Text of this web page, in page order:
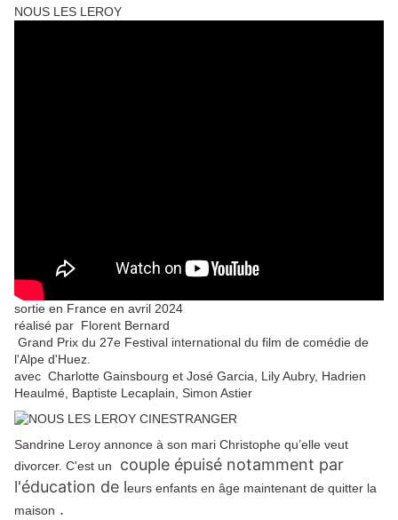
NOUS LES LEROY
sortie en France en avril 2024
réalisé par Florent Bernard
Grand Prix du 27e Festival international du film de comédie de
l'Alpe d'Huez.
avec Charlotte Gainsbourg et José Garcia, Lily Aubry, Hadrien
Heaulmé, Baptiste Lecaplain, Simon Astier
Sandrine Leroy annonce à son mari Christophe qu’elle veut
divorcer. C'est un
couple épuisé notamment par
l'éducation de leurs enfants en âge maintenant de quitter la
maison .